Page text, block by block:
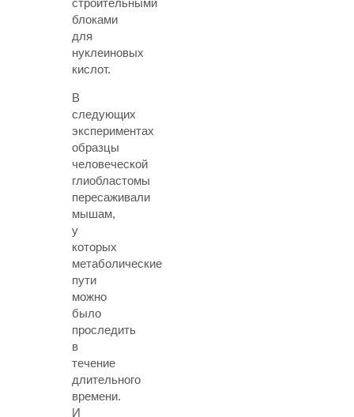
строительными
блоками
для
нуклеиновых
кислот.
В
следующих
экспериментах
образцы
человеческой
глиобластомы
пересаживали
мышам,
у
которых
метаболические
пути
можно
было
проследить
в
течение
длительного
времени.
И